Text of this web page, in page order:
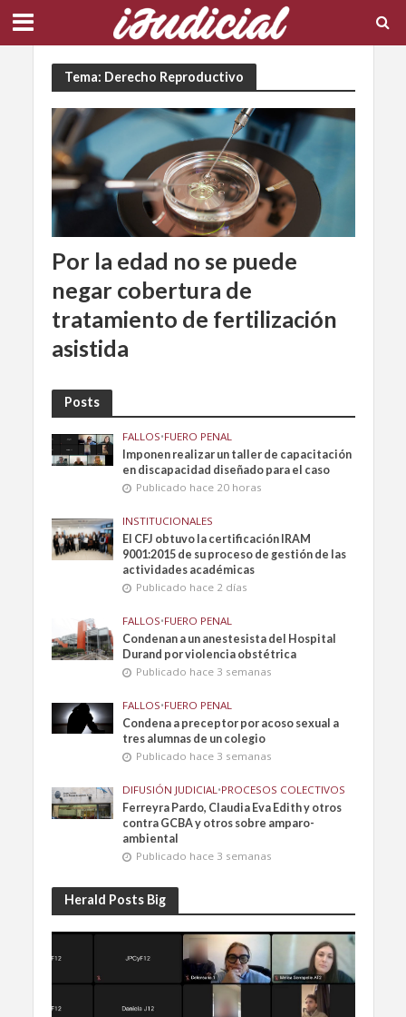
Tema: Derecho Reproductivo
Por la edad no se puede
negar cobertura de
tratamiento de fertilización
asistida
Posts
FALLOS•FUERO PENAL
Imponen realizar un taller de capacitación
en discapacidad diseñado para el caso
Publicado hace 20 horas
INSTITUCIONALES
El CFJ obtuvo la certificación IRAM
9001:2015 de su proceso de gestión de las
actividades académicas
Publicado hace 2 días
FALLOS•FUERO PENAL
Condenan a un anestesista del Hospital
Durand por violencia obstétrica
Publicado hace 3 semanas
FALLOS•FUERO PENAL
Condena a preceptor por acoso sexual a
tres alumnas de un colegio
Publicado hace 3 semanas
DIFUSIÓN JUDICIAL•PROCESOS COLECTIVOS
Ferreyra Pardo, Claudia Eva Edith y otros
contra GCBA y otros sobre amparo-
ambiental
Publicado hace 3 semanas
Herald Posts Big